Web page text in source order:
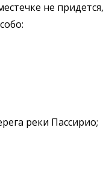
не придется,
реки Пассирио;